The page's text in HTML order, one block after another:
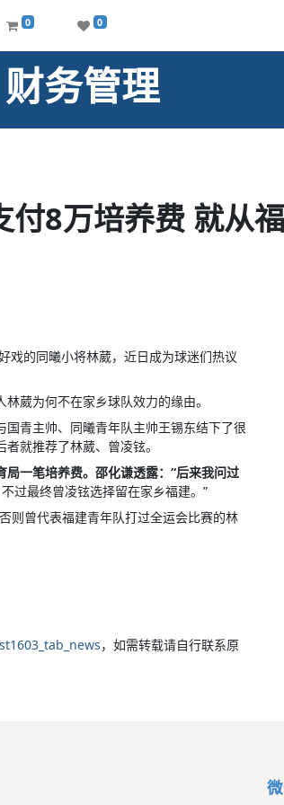
0 0
财务管理
8万培养费 就从
戏的同曦小将林葳，近日成为球迷们热议
葳为何不在家乡球队效力的缘由。
青主帅、同曦青年队主帅王锡东结下了很
就推荐了林葳、曾凌铉。
一笔培养费。邵化谦透露：“后来我问过
过最终曾凌铉选择留在家乡福建。”
则曾代表福建青年队打过全运会比赛的林
，如需转载请自行联系原